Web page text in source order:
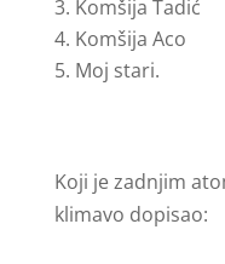
Komšija Tadić
Komšija Aco
Moj stari.
Koji je zadnjim
klimavo dopisao: